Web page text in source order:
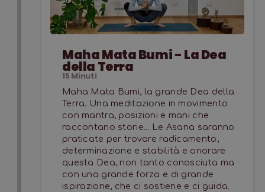
questo viaggio nello Yoga, Energie e Goddess,
praticando Asana, ascoltando e cantando i
MANTRA e supportandoci con le MUDRA.
Maha Mata Bumi - La Dea
della Terra
15 Minuti
Maha Mata Bumi, la grande Dea della
Terra. Una meditazione in movimento
con mantra, posizioni e mani che
raccontano storie... Le Asana saranno
praticate per trovare radicamento,
determinazione e stabilità e onorare
questa Dea, non tanto conosciuta ma
con una grande forza e di grande
ispirazione, che ci sostiene e ci guida.